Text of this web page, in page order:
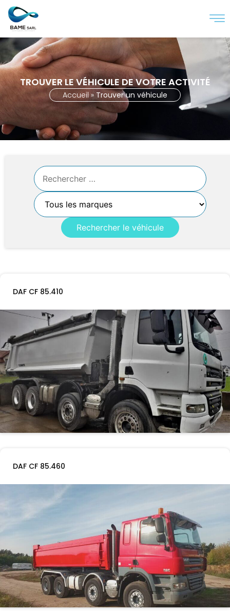
TROUVER LE VÉHICULE DE VOTRE ACTIVITÉ
Accueil» Trouver un véhicule
DAF CF 85.410
DAF CF 85.460